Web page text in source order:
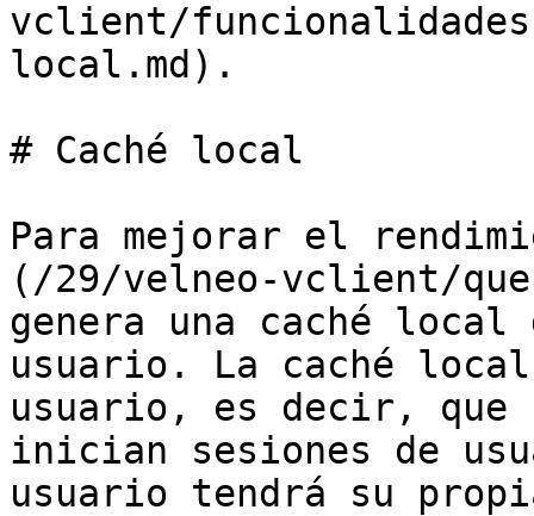
vclient/
local.md).
# Caché local
Para mejorar el
(/29/velneo-vclient/
genera una caché
usuario. La caché local
usuario, es decir, que
inician sesiones de
usuario tendrá su